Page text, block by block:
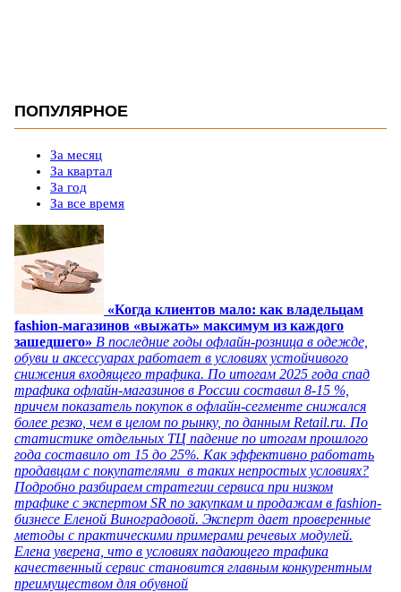
ПОПУЛЯРНОЕ
За месяц
За квартал
За год
За все время
«Когда клиентов мало: как владельцам
fashion-магазинов «выжать» максимум из каждого
зашедшего» В последние годы офлайн-розница в одежде,
обуви и аксессуарах работает в условиях устойчивого
снижения входящего трафика. По итогам 2025 года спад
трафика офлайн-магазинов в России составил 8-15 %,
причем показатель покупок в офлайн-сегменте снижался
более резко, чем в целом по рынку, по данным Retail.ru. По
статистике отдельных ТЦ падение по итогам прошлого
года составило от 15 до 25%. Как эффективно работать
продавцам с покупателями в таких непростых условиях?
Подробно разбираем стратегии сервиса при низком
трафике с экспертом SR по закупкам и продажам в fashion-
бизнесе Еленой Виноградовой. Эксперт дает проверенные
методы с практическими примерами речевых модулей.
Елена уверена, что в условиях падающего трафика
качественный сервис становится главным конкурентным
преимуществом для обувной